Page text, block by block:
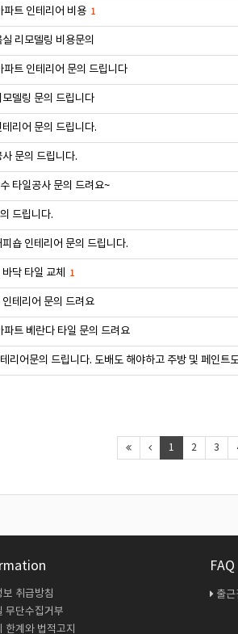
파트 인테리어 비용 1
리모델링 비용문의
파트 인테리어 문의 드립니다
모델링 문의 드립니다
리어 문의 드립니다.
사 문의 드립니다.
타일공사 문의 드려요~
드립니다.
숍 인테리어 문의 드립니다.
닥 타일 교체 1
인테리어 문의 드려요
파트 베란다 타일 문의 드려요
리어문의 드립니다. 도배도 해야하고 주방 및 페인트
1 2 3
보 취급방침
무단수집거부
한계와 법적고지
FAQ
출근